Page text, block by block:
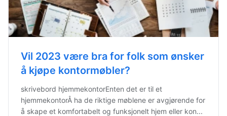
Vil 2023 være bra for folk som ønsker
å kjøpe kontormøbler?
skrivebord hjemmekontorEnten det er til et
hjemmekontorÅ ha de riktige møblene er avgjørende for
å skape et komfortabelt og funksjonelt hjem eller kon...